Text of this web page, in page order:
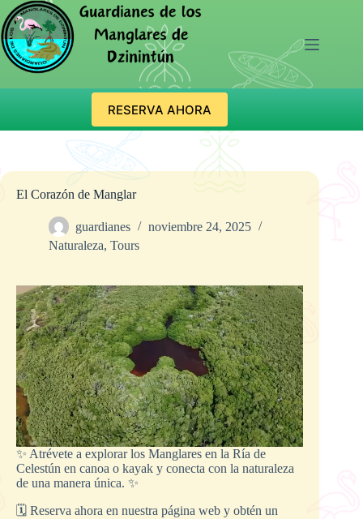
Saltar
al
contenido
Guardianes de los Manglares de Dzinintun
RESERVA AHORA
El Corazón de Manglar
guardianes
noviembre 24, 2025
Naturaleza, Tours
✨ Atrévete a explorar los Manglares en la Ría de
Celestún en canoa o kayak y conecta con la naturaleza
de una manera única. ✨
🗓️ Reserva ahora en nuestra página web y obtén un